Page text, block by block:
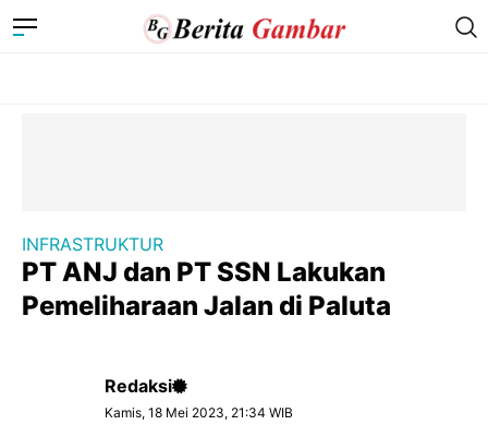
INFRASTRUKTUR
PT ANJ dan PT SSN Lakukan
Pemeliharaan Jalan di Paluta
Redaksi
Kamis, 18 Mei 2023, 21:34 WIB